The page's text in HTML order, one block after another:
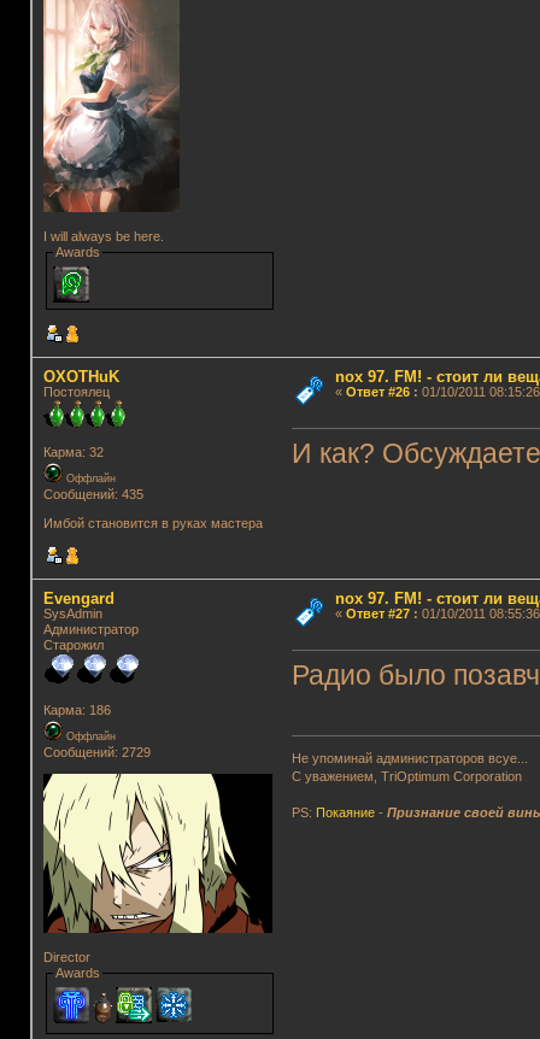
I will always be here.
Awards
OXOTHuK
Постоялец
Карма: 32
Оффлайн
Сообщений: 435
Имбой становится в руках мастера
nox 97. FM! - стоит ли
« Ответ #26: 01/10/2011
И как?
Evengard
SysAdmin
Администратор
Старожил
Карма: 186
Оффлайн
Сообщений: 2729
Director
Awards
nox 97. FM! - стоит ли
« Ответ #27: 01/10/2011
Радио было
Не упоминай администраторов всуе...
С уважением, TriOptimum Corporation
PS: Покаяние -Признание своей